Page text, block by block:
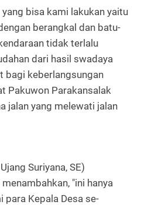
yang bisa kami lakukan yaitu
berangkal dan batu-
tidak terlalu
dari hasil swadaya
bagi keberlangsungan
Pakuwon Parakansalak
jalan yang melewati jalan
Suriyana, SE)
"ini hanya
Kepala Desa se-